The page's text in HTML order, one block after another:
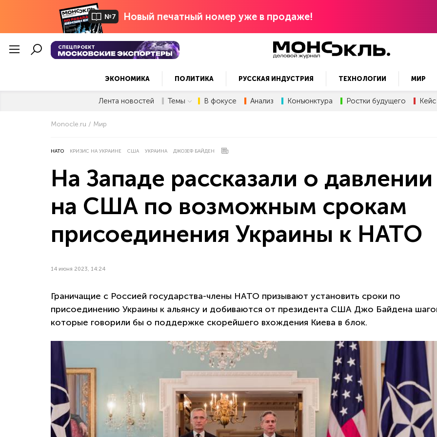
№7 Новый печатный номер уже в продаже!
СПЕЦПРОЕКТ
ЭКОНОМИКА ПОЛИТИКА РУССКАЯ ИНДУСТРИЯ ТЕХНОЛОГИИ МИР
Лента новостей Темы В фокусе Анализ Конъюнктура Ростки будущего Кейс
Monocle.ru Мир
НАТО КРИЗИС НА УКРАИНЕ США УКРАИНА ДЖОЗЕФ БАЙДЕН
На Западе рассказали о давлении
на США по возможным срокам
присоединения Украины к НАТО
14 июня 2023, 14:24
Граничащие с Россией государства-члены НАТО призывают установить сроки по
присоединению Украины к альянсу и добиваются от президента США Джо Байдена
которые говорили бы о поддержке скорейшего вхождения Киева в блок.